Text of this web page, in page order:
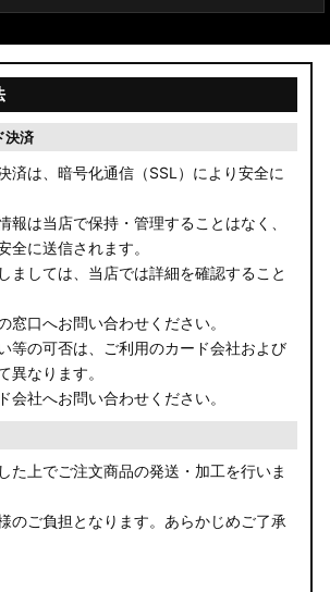
決済
済は、暗号化通信（SSL）により安全に
報は当店で保持・管理することはなく、
全に送信されます。
ましては、当店では詳細を確認すること
窓口へお問い合わせください。
等の可否は、ご利用のカード会社および
異なります。
会社へお問い合わせください。
た上でご注文商品の発送・加工を行いま
のご負担となります。あらかじめご了承